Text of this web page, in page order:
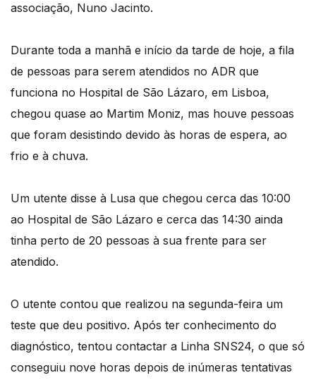
associação, Nuno Jacinto.
Durante toda a manhã e início da tarde de hoje, a fila
de pessoas para serem atendidos no ADR que
funciona no Hospital de São Lázaro, em Lisboa,
chegou quase ao Martim Moniz, mas houve pessoas
que foram desistindo devido às horas de espera, ao
frio e à chuva.
Um utente disse à Lusa que chegou cerca das 10:00
ao Hospital de São Lázaro e cerca das 14:30 ainda
tinha perto de 20 pessoas à sua frente para ser
atendido.
O utente contou que realizou na segunda-feira um
teste que deu positivo. Após ter conhecimento do
diagnóstico, tentou contactar a Linha SNS24, o que só
conseguiu nove horas depois de inúmeras tentativas